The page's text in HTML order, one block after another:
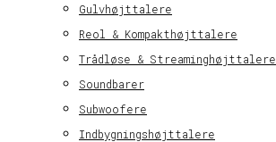
Gulvhøjttalere
Reol & Kompakthøjttalere
Trådløse & Streaminghøjttalere
Soundbarer
Subwoofere
Indbygningshøjttalere